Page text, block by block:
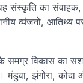
का संवाहक,
व्यंजनों, आतिथ्य
विकास का
मंडुवा, झंगोरा,